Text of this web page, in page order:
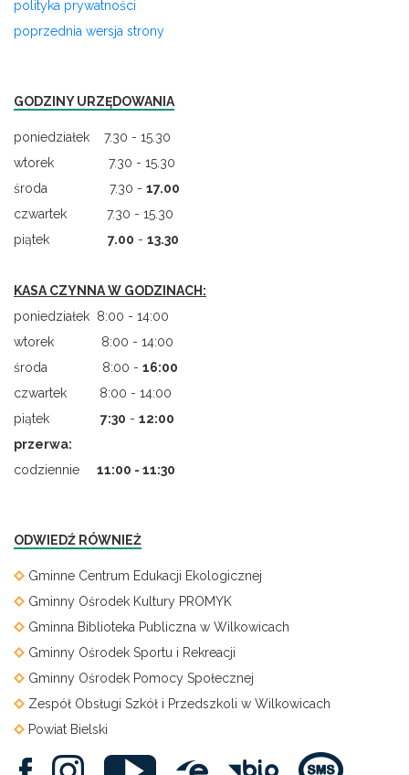
polityka prywatności
poprzednia wersja strony
GODZINY URZĘDOWANIA
poniedziałek 7.30 - 15.30
wtorek 7.30 - 15.30
środa 7.30 - 17.00
czwartek 7.30 - 15.30
piątek 7.00 - 13.30
KASA CZYNNA W GODZINACH:
poniedziałek 8:00 - 14:00
wtorek 8:00 - 14:00
środa 8:00 - 16:00
czwartek 8:00 - 14:00
piątek 7:30 - 12:00
przerwa:
codziennie
11:00 - 11:30
ODWIEDŹ RÓWNIEŻ
Gminne Centrum Edukacji Ekologicznej
Gminny Ośrodek Kultury PROMYK
Gminna Biblioteka Publiczna w Wilkowicach
Gminny Ośrodek Sportu i Rekreacji
Gminny Ośrodek Pomocy Społecznej
Zespół Obsługi Szkół i Przedszkoli w Wilkowicach
Powiat Bielski